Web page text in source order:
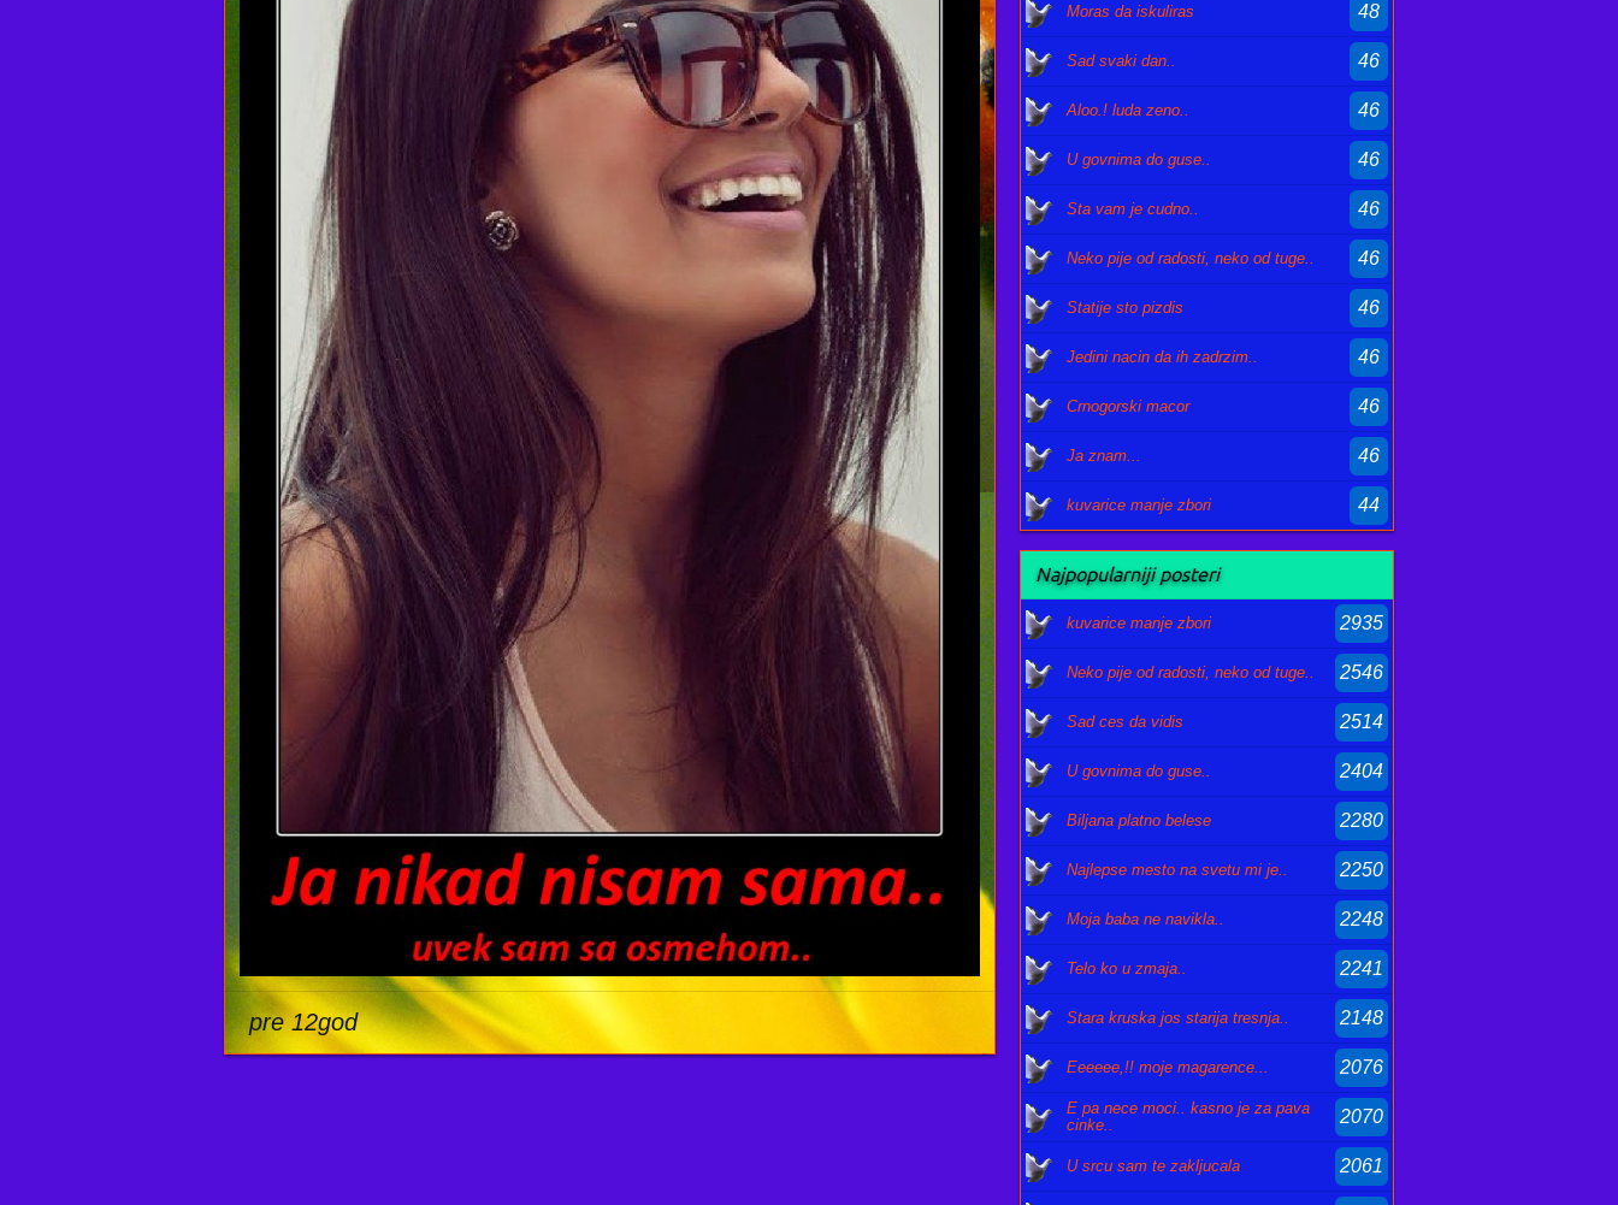
pre 12god
Moras da iskuliras 48
Sad svaki dan.. 46
Aloo.! luda zeno.. 46
U govnima do guse.. 46
Sta vam je cudno.. 46
Neko pije od radosti, neko od tuge.. 46
Statije sto pizdis 46
Jedini nacin da ih zadrzim.. 46
Crnogorski macor 46
Ja znam... 46
kuvarice manje zbori 44
Najpopularniji posteri
kuvarice manje zbori 2935
Neko pije od radosti, neko od tuge.. 2546
Sad ces da vidis 2514
U govnima do guse.. 2404
Biljana platno belese 2280
Najlepse mesto na svetu mi je.. 2250
Moja baba ne navikla.. 2248
Telo ko u zmaja.. 2241
Stara kruska jos starija tresnja.. 2148
Eeeeee,!! moje magarence... 2076
E pa nece moci.. kasno je za pava
cinke..
2070
U srcu sam te zakljucala 2061